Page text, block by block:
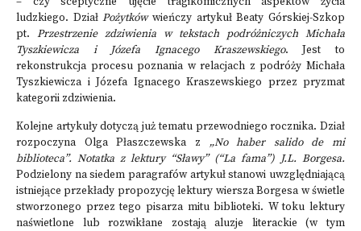
ludzkiego. DziałPożytkówwieńczy artykuł Beaty Górskiej-Szkop
pt. Przestrzenie zdziwienia w tekstach podróżniczych Michała
Tyszkiewicza i Józefa Ignacego Kraszewskiego. Jest
to
rekonstrukcja procesu poznania w relacjach z podróży Michała
Tyszkiewicza i Józefa Ignacego Kraszewskiego przez pryzmat
kategorii zdziwienia.
Kolejne artykuły dotyczą już tematu przewodniego rocznika. Dział
rozpoczyna Olga Płaszczewska z „No haber salido de mi
biblioteca”. Notatka z lektury “Sławy” (“La fama”) J.L. Borgesa.
Podzielony na siedem paragrafów artykuł stanowi uwzględniającą
istniejące przekłady propozycję lektury wiersza Borgesa w świetle
stworzonego przez tego pisarza mitu biblioteki. W toku lektury
naświetlone lub rozwikłane zostają aluzje literackie (w tym